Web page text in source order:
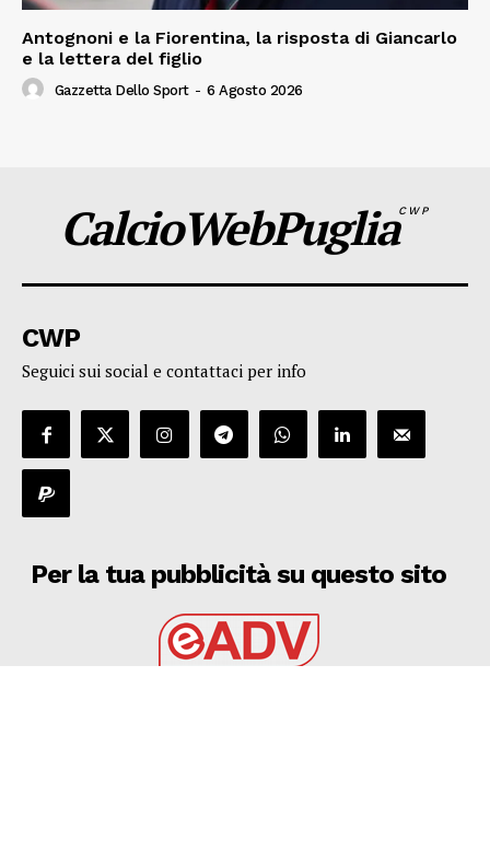
Antognoni e la Fiorentina, la risposta di Giancarlo
e la lettera del figlio
Gazzetta Dello Sport - 6 Agosto 2026
CalcioWebPugliaCWP
CWP
Seguici sui social e contattaci per info
Per la tua pubblicità su questo sito